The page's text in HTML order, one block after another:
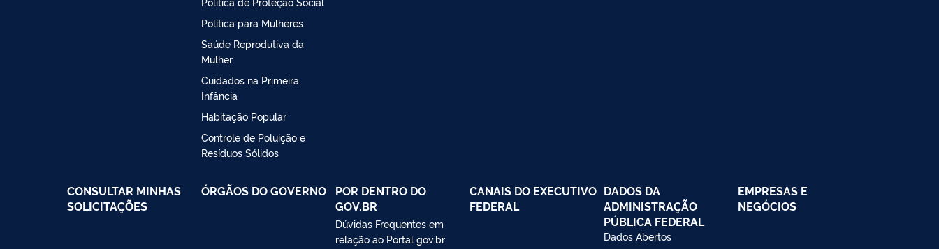
Política para Mulheres
Saúde Reprodutiva da
Mulher
Cuidados na Primeira
Infância
Habitação Popular
Controle de Poluição e
Resíduos Sólidos
CONSULTAR MINHAS
SOLICITAÇÕES
ÓRGÃOS DO GOVERNO
POR DENTRO DO
GOV.BR
Dúvidas Frequentes em
relação ao Portal gov.br
CANAIS DO EXECUTIVO
FEDERAL
DADOS DA
ADMINISTRAÇÃO
PÚBLICA FEDERAL
Dados Abertos
EMPRESAS E
NEGÓCIOS